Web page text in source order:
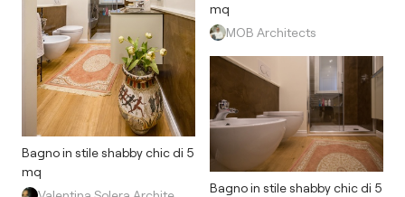
Bagno in stile shabby chic di 5
mq
mq
MOB Architects
Bagno in stile shabby chic di 5